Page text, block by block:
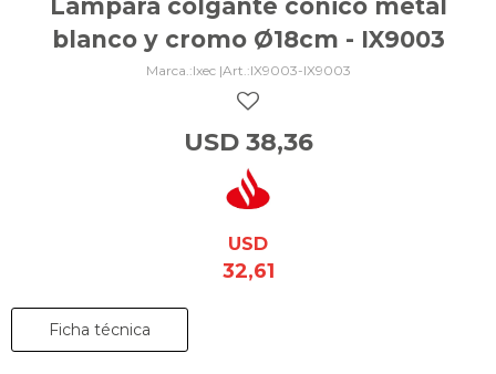
Lámpara colgante cónico metal
blanco y cromo Ø18cm - IX9003
Ixec | IX9003-IX9003
USD 38,36
USD
32,61
Ficha técnica